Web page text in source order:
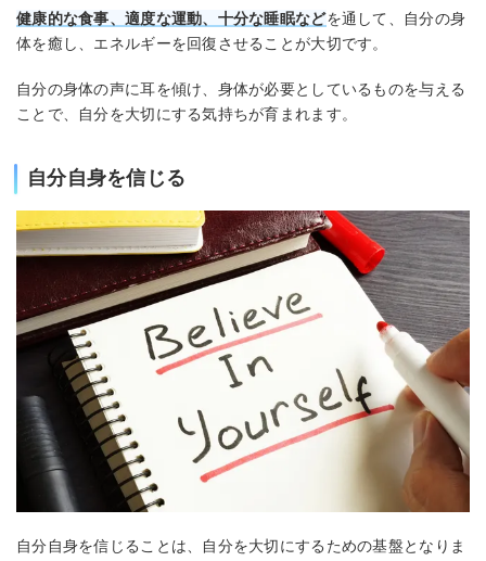
健康的な食事、適度な運動、十分な睡眠などを通して、自分の身
体を癒し、エネルギーを回復させることが大切です。
自分の身体の声に耳を傾け、身体が必要としているものを与える
ことで、自分を大切にする気持ちが育まれます。
自分自身を信じる
自分自身を信じることは、自分を大切にするための基盤となりま